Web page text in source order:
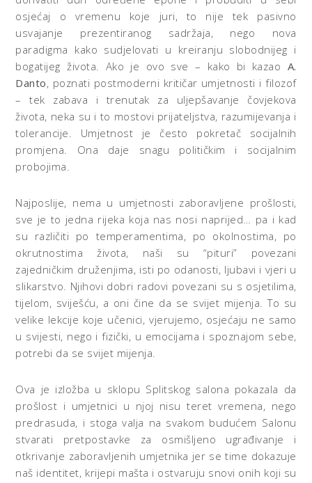
osjećaj o vremenu koje juri, to nije tek pasivno
usvajanje prezentiranog sadržaja, nego nova
paradigma kako sudjelovati u kreiranju slobodnijeg i
bogatijeg života. Ako je ovo sve – kako bi kazao A.
Danto, poznati postmoderni kritičar umjetnosti i filozof
– tek zabava i trenutak za uljepšavanje čovjekova
života, neka su i to mostovi prijateljstva, razumijevanja i
tolerancije. Umjetnost je često pokretač socijalnih
promjena. Ona daje snagu političkim i socijalnim
probojima.
Najposlije, nema u umjetnosti zaboravljene prošlosti,
sve je to jedna rijeka koja nas nosi naprijed… pa i kad
su različiti po temperamentima, po okolnostima, po
okrutnostima života, naši su “pituri” povezani
zajedničkim druženjima, isti po odanosti, ljubavi i vjeri u
slikarstvo. Njihovi dobri radovi povezani su s osjetilima,
tijelom, sviješću, a oni čine da se svijet mijenja. To su
velike lekcije koje učenici, vjerujemo, osjećaju ne samo
u svijesti, nego i fizički, u emocijama i spoznajom sebe,
potrebi da se svijet mijenja.
Ova je izložba u sklopu Splitskog salona pokazala da
prošlost i umjetnici u njoj nisu teret vremena, nego
predrasuda, i stoga valja na svakom budućem Salonu
stvarati pretpostavke za osmišljeno ugrađivanje i
otkrivanje zaboravljenih umjetnika jer se time dokazuje
naš identitet, krijepi mašta i ostvaruju snovi onih koji su